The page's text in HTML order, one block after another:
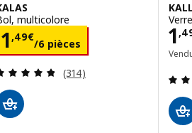
multicolore
1,49€
/6 pièces
1,49€/6 pièces
Révision: 4.8 hors de 5
(314)
1,